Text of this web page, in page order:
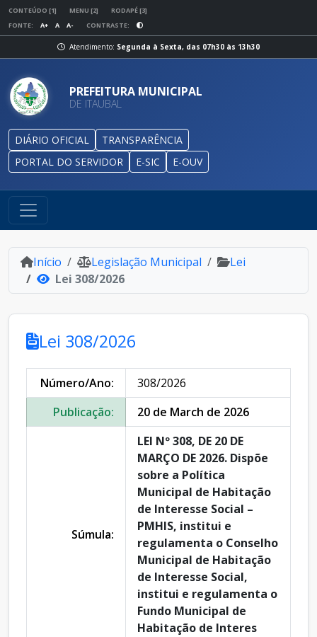
CONTEÚDO [1] MENU [2]
RODAPÉ [3]
FONTE:
A+ A A- CONTRASTE:
Atendimento: Segunda à Sexta, das 07h30 às 13h30
PREFEITURA MUNICIPAL
DE ITAUBAL
DIÁRIO OFICIAL
TRANSPARÊNCIA
PORTAL DO SERVIDOR
E-SIC E-OUV
Início Legislação Municipal
Lei
Lei 308/2026
Lei 308/2026
Número/Ano:
308/2026
Publicação:
20 de March de 2026
Súmula:
LEI Nº 308, DE 20 DE
MARÇO DE 2026. Dispõe
sobre a Política
Municipal de Habitação
de Interesse Social –
PMHIS, institui e
regulamenta o Conselho
Municipal de Habitação
de Interesse Social,
institui e regulamenta o
Fundo Municipal de
Habitação de Interes